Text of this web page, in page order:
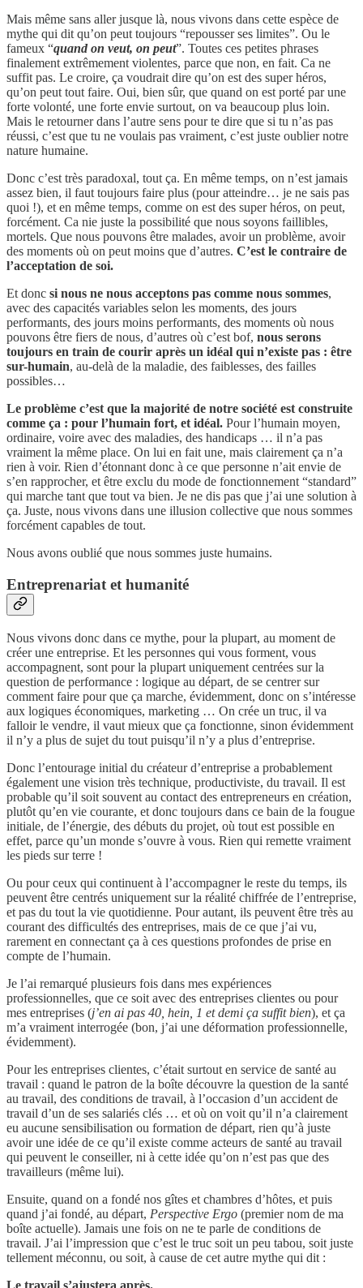
Mais même sans aller jusque là, nous vivons dans cette espèce de
mythe qui dit qu’on peut toujours “repousser ses limites”. Ou le
fameux “quand on veut, on peut”. Toutes ces petites phrases
finalement extrêmement violentes, parce que non, en fait. Ca ne
suffit pas. Le croire, ça voudrait dire qu’on est des super héros,
qu’on peut tout faire. Oui, bien sûr, que quand on est porté par une
forte volonté, une forte envie surtout, on va beaucoup plus loin.
Mais le retourner dans l’autre sens pour te dire que si tu n’as pas
réussi, c’est que tu ne voulais pas vraiment, c’est juste oublier notre
nature humaine.
Donc c’est très paradoxal, tout ça. En même temps, on n’est jamais
assez bien, il faut toujours faire plus (pour atteindre… je ne sais pas
quoi !), et en même temps, comme on est des super héros, on peut,
forcément. Ca nie juste la possibilité que nous soyons faillibles,
mortels. Que nous pouvons être malades, avoir un problème, avoir
des moments où on peut moins que d’autres. C’est le contraire de
l’acceptation de soi.
Et donc si nous ne nous acceptons pas comme nous sommes,
avec des capacités variables selon les moments, des jours
performants, des jours moins performants, des moments où nous
pouvons être fiers de nous, d’autres où c’est bof, nous serons
toujours en train de courir après un idéal qui n’existe pas : être
sur-humain, au-delà de la maladie, des faiblesses, des failles
possibles…
Le problème c’est que la majorité de notre société est construite
comme ça : pour l’humain fort, et idéal. Pour l’humain moyen,
ordinaire, voire avec des maladies, des handicaps … il n’a pas
vraiment la même place. On lui en fait une, mais clairement ça n’a
rien à voir. Rien d’étonnant donc à ce que personne n’ait envie de
s’en rapprocher, et être exclu du mode de fonctionnement “standard”
qui marche tant que tout va bien. Je ne dis pas que j’ai une solution à
ça. Juste, nous vivons dans une illusion collective que nous sommes
forcément capables de tout.
Nous avons oublié que nous sommes juste humains.
Entreprenariat et humanité
Nous vivons donc dans ce mythe, pour la plupart, au moment de
créer une entreprise. Et les personnes qui vous forment, vous
accompagnent, sont pour la plupart uniquement centrées sur la
question de performance : logique au départ, de se centrer sur
comment faire pour que ça marche, évidemment, donc on s’intéresse
aux logiques économiques, marketing … On crée un truc, il va
falloir le vendre, il vaut mieux que ça fonctionne, sinon évidemment
il n’y a plus de sujet du tout puisqu’il n’y a plus d’entreprise.
Donc l’entourage initial du créateur d’entreprise a probablement
également une vision très technique, productiviste, du travail. Il est
probable qu’il soit souvent au contact des entrepreneurs en création,
plutôt qu’en vie courante, et donc toujours dans ce bain de la fougue
initiale, de l’énergie, des débuts du projet, où tout est possible en
effet, parce qu’un monde s’ouvre à vous. Rien qui remette vraiment
les pieds sur terre !
Ou pour ceux qui continuent à l’accompagner le reste du temps, ils
peuvent être centrés uniquement sur la réalité chiffrée de l’entreprise,
et pas du tout la vie quotidienne. Pour autant, ils peuvent être très au
courant des difficultés des entreprises, mais de ce que j’ai vu,
rarement en connectant ça à ces questions profondes de prise en
compte de l’humain.
Je l’ai remarqué plusieurs fois dans mes expériences
professionnelles, que ce soit avec des entreprises clientes ou pour
mes entreprises (j’en ai pas 40, hein, 1 et demi ça suffit bien), et ça
m’a vraiment interrogée (bon, j’ai une déformation professionnelle,
évidemment).
Pour les entreprises clientes, c’était surtout en service de santé au
travail : quand le patron de la boîte découvre la question de la santé
au travail, des conditions de travail, à l’occasion d’un accident de
travail d’un de ses salariés clés … et où on voit qu’il n’a clairement
eu aucune sensibilisation ou formation de départ, rien qu’à juste
avoir une idée de ce qu’il existe comme acteurs de santé au travail
qui peuvent le conseiller, ni à cette idée qu’on n’est pas que des
travailleurs (même lui).
Ensuite, quand on a fondé nos gîtes et chambres d’hôtes, et puis
quand j’ai fondé, au départ, Perspective Ergo (premier nom de ma
boîte actuelle). Jamais une fois on ne te parle de conditions de
travail. J’ai l’impression que c’est le truc soit un peu tabou, soit juste
tellement méconnu, ou soit, à cause de cet autre mythe qui dit :
Le travail s’ajustera après.